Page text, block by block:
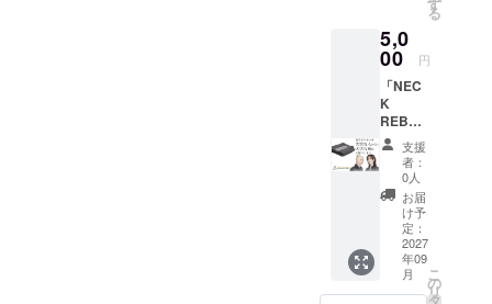
LINE/https://l
in.ee/JG3XE
TikTok/https:
//www.tiktok.
com/@yuras
amatakeshi
YURAサマ
ch/https://ww
w.youtube.co
m/@yurasa
る
5,0
00 円
「NEC
K
REBOO
T」をご
希望の
住所に
ギフト
として
お届け
しま
す。 配
達希望
の日時
支援
者：
0人
お届
け予
定：
2027
年09
月
こ
の
リ